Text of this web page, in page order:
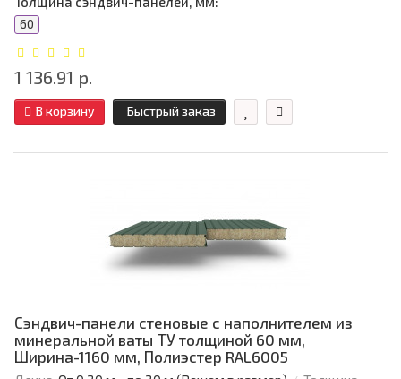
60
1 136.91 р.
В корзину Быстрый заказ
Сэндвич-панели стеновые с наполнителем из
минеральной ваты ТУ толщиной 60 мм,
Ширина-1160 мм, Полиэстер RAL6005